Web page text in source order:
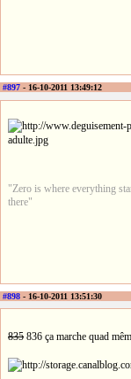
#897 - 16-10-2011 13:49:12
"Zero is where everything
there"
#898 - 16-10-2011 13:51:30
835 836 ça marche quad